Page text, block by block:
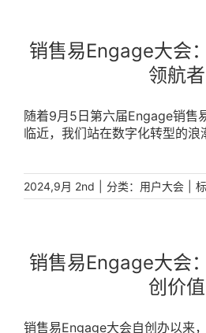
销售易Engage大会
领航者
随着9月5日第六届Engage销售
临近，我们站在数字化转型的浪
超过10万人次的参会者和超过
[...]
2024,9月 2nd 分类： 用户大会
销售易Engage大会
创价值
销售易Engage大会自创办以来